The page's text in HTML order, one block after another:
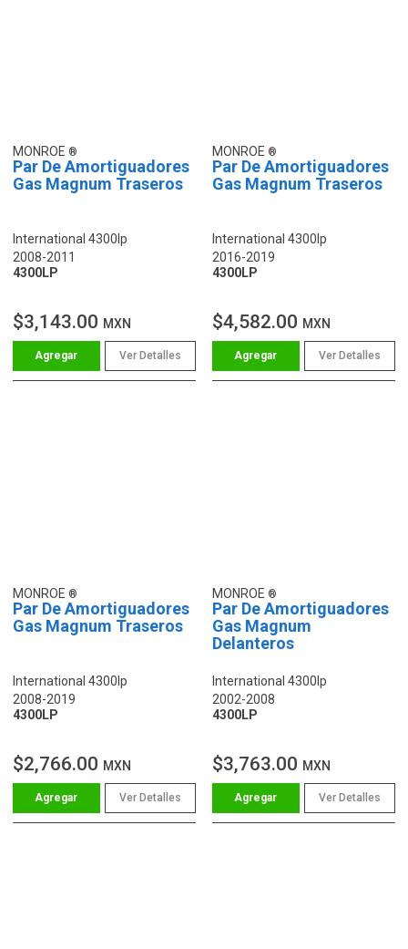
MONROE
Par De Amortiguadores
Gas Magnum Traseros
International 4300lp
2008-2011
4300LP
$3,143.00 MXN
Ver Detalles
MONROE
Par De Amortiguadores
Gas Magnum Traseros
International 4300lp
2016-2019
4300LP
$4,582.00 MXN
Ver Detalles
MONROE
Par De Amortiguadores
Gas Magnum Traseros
International 4300lp
2008-2019
4300LP
$2,766.00 MXN
Ver Detalles
MONROE
Par De Amortiguadores
Gas Magnum
Delanteros
International 4300lp
2002-2008
4300LP
$3,763.00 MXN
Ver Detalles